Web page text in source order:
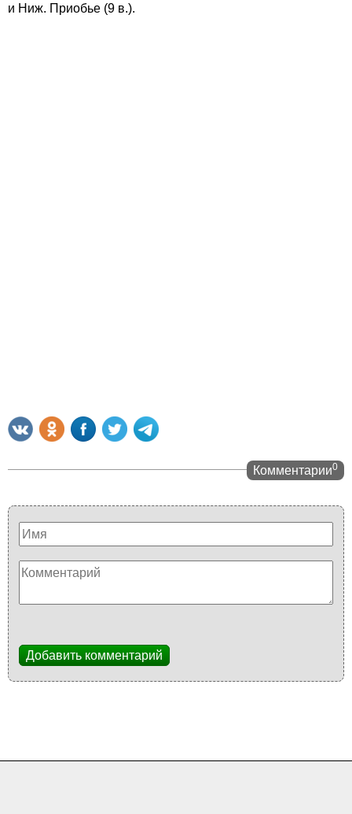
и Ниж. Приобье (9 в.).
Комментарии0
Добавить комментарий